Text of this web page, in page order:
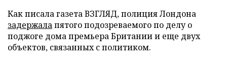
Как писала газета ВЗГЛЯД, полиция Лондона
задержалапятого подозреваемого по делу о
поджоге дома премьера Британии и еще двух
объектов, связанных с политиком.